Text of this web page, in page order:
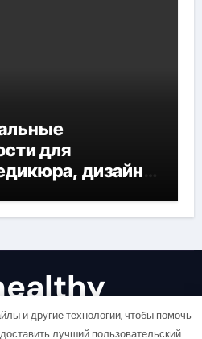
для
дизайна
ресниц
здоровым!
и другие технологии, чтобы помочь
лучший пользовательский